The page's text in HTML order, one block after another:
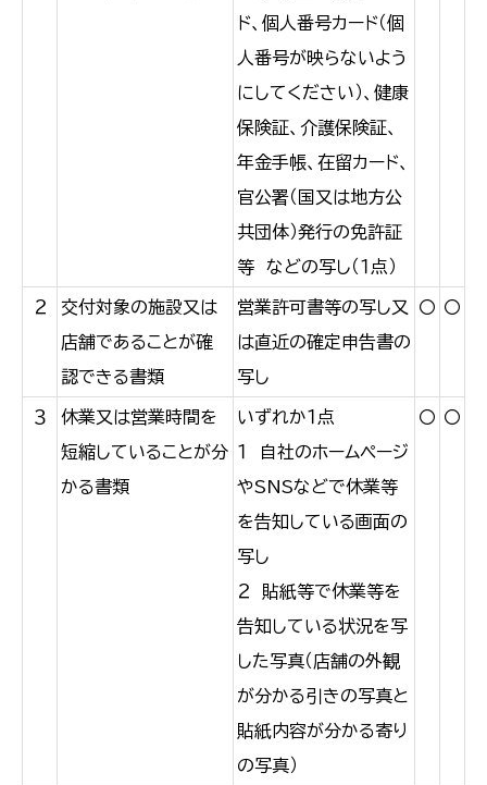
ド、個人番号カード（個
人番号が映らないよう
にしてください）、健康
保険証、介護保険証、
年金手帳、在留カード、
官公署（国又は地方公
共団体）発行の免許証
等 などの写し（１点）
２
交付対象の施設又は
店舗であることが確
認できる書類
営業許可書等の写し又
は直近の確定申告書の
写し
〇 〇
３
休業又は営業時間を
短縮していることが分
かる書類
いずれか１点
１ 自社のホームページ
やSNSなどで休業等
を告知している画面の
写し
２ 貼紙等で休業等を
告知している状況を写
した写真（店舗の外観
が分かる引きの写真と
貼紙内容が分かる寄り
の写真）
〇 〇